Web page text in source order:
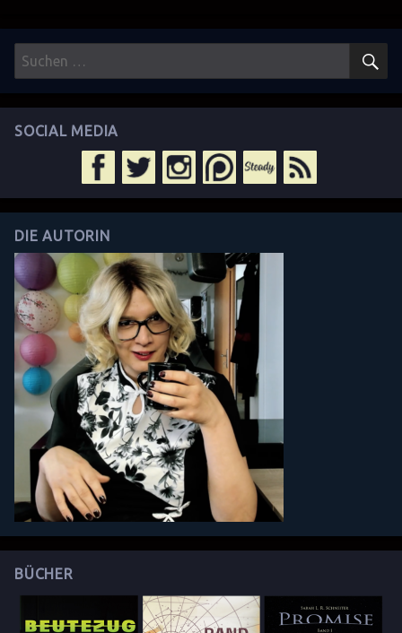
Suchen
nach:
SOCIAL MEDIA
DIE AUTORIN
BÜCHER